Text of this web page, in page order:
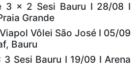
3 x 2 Sesi Bauru I 28/08 I
Grande
Vôlei São José I 05/09
Bauru
3 Sesi Bauru I 19/09 I Arena